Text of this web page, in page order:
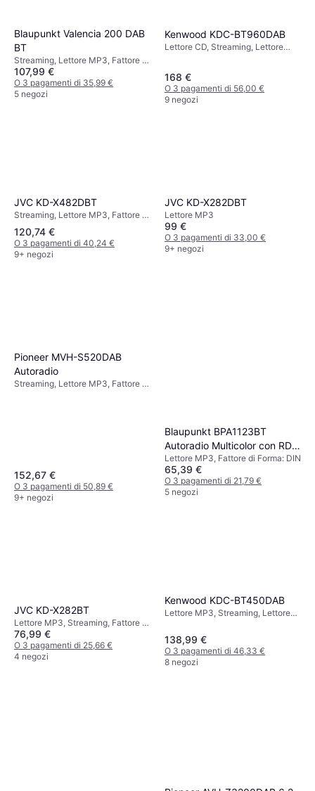
Blaupunkt Valencia 200 DAB
BT
Streaming, Lettore MP3, Fattore di
Forma: DIN
107,99 €
O 3 pagamenti di 35,99 €
5 negozi
Kenwood KDC-BT960DAB
Lettore CD, Streaming, Lettore
168 €
O 3 pagamenti di 56,00 €
9 negozi
JVC KD-X482DBT
Streaming, Lettore MP3, Fattore di
Forma: DIN
120,74 €
O 3 pagamenti di 40,24 €
9+ negozi
JVC KD-X282DBT
Lettore MP3
99 €
O 3 pagamenti di 33,00 €
9+ negozi
Pioneer MVH-S520DAB
Autoradio
Streaming, Lettore MP3, Fattore di
152,67 €
O 3 pagamenti di 50,89 €
9+ negozi
Blaupunkt BPA1123BT
Autoradio Multicolor con RDS
Bluetooth 2 x USB
Lettore MP3, Fattore di Forma: DIN
65,39 €
O 3 pagamenti di 21,79 €
5 negozi
JVC KD-X282BT
Lettore MP3, Streaming, Fattore di
Forma: DIN
76,99 €
O 3 pagamenti di 25,66 €
4 negozi
Kenwood KDC-BT450DAB
Lettore MP3, Streaming, Lettore
138,99 €
O 3 pagamenti di 46,33 €
8 negozi